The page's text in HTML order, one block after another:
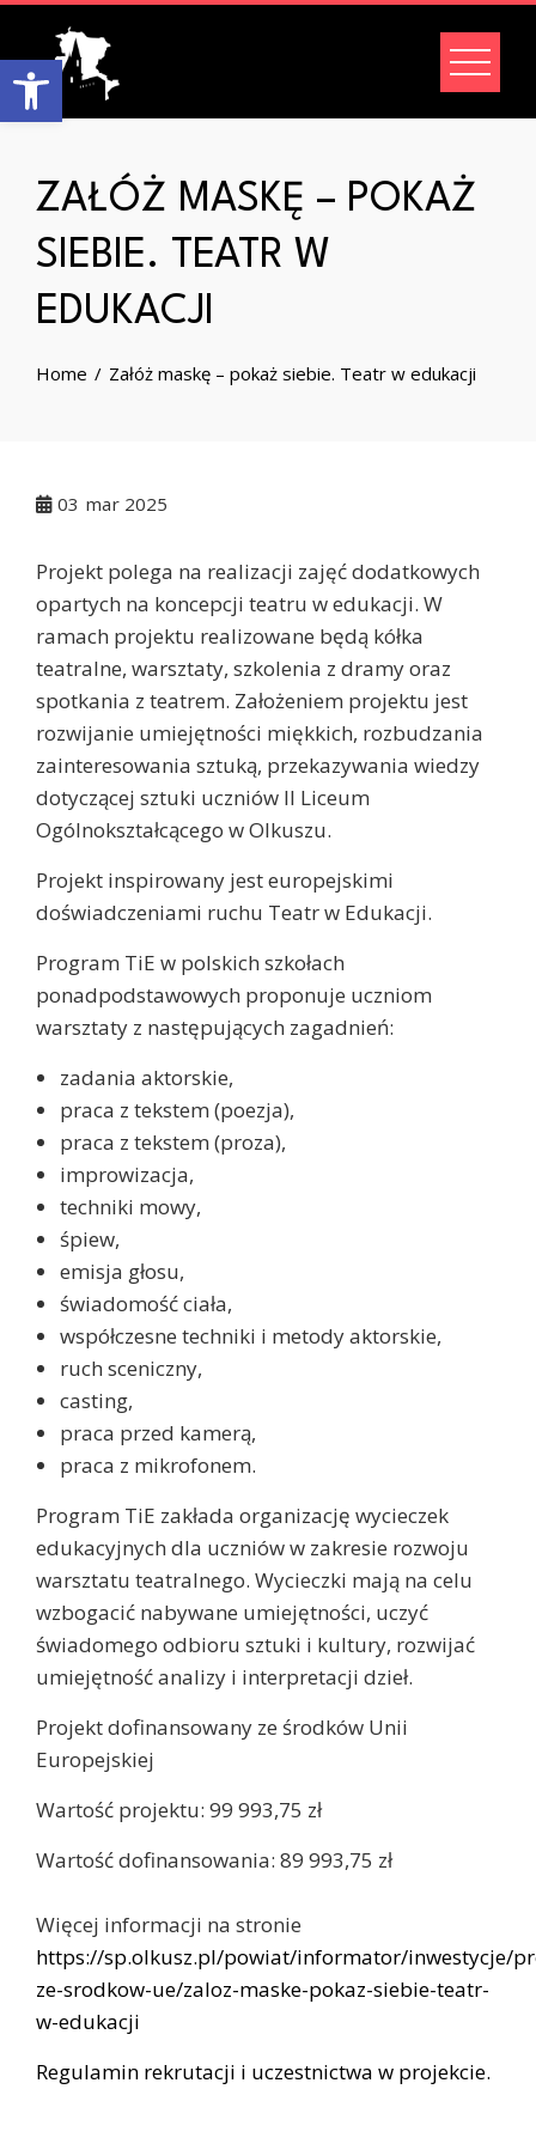
Open toolbar
content
ZAŁÓŻ MASKĘ – POKAŻ
SIEBIE. TEATR W
EDUKACJI
Home Załóż maskę – pokaż siebie. Teatr w edukacji
03 mar 2025
Projekt polega na realizacji zajęć dodatkowych
opartych na koncepcji teatru w edukacji. W
ramach projektu realizowane będą kółka
teatralne, warsztaty, szkolenia z dramy oraz
spotkania z teatrem. Założeniem projektu jest
rozwijanie umiejętności miękkich, rozbudzania
zainteresowania sztuką, przekazywania wiedzy
dotyczącej sztuki uczniów II Liceum
Ogólnokształcącego w Olkuszu.
Projekt inspirowany jest europejskimi
doświadczeniami ruchu Teatr w Edukacji.
Program TiE w polskich szkołach
ponadpodstawowych proponuje uczniom
warsztaty z następujących zagadnień:
zadania aktorskie,
praca z tekstem (poezja),
praca z tekstem (proza),
improwizacja,
techniki mowy,
śpiew,
emisja głosu,
świadomość ciała,
współczesne techniki i metody aktorskie,
ruch sceniczny,
casting,
praca przed kamerą,
praca z mikrofonem.
Program TiE zakłada organizację wycieczek
edukacyjnych dla uczniów w zakresie rozwoju
warsztatu teatralnego. Wycieczki mają na celu
wzbogacić nabywane umiejętności, uczyć
świadomego odbioru sztuki i kultury, rozwijać
umiejętność analizy i interpretacji dzieł.
Projekt dofinansowany ze środków Unii
Europejskiej
Wartość projektu: 99 993,75 zł
Wartość dofinansowania: 89 993,75 zł
Więcej informacji na stronie
https://sp.olkusz.pl/powiat/informator/inwestycje/
ze-srodkow-ue/zaloz-maske-pokaz-siebie-teatr-
w-edukacji
Regulamin rekrutacji i uczestnictwa w projekcie.